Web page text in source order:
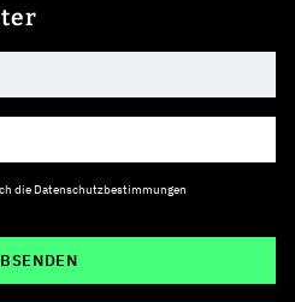
die Datenschutzbestimmungen